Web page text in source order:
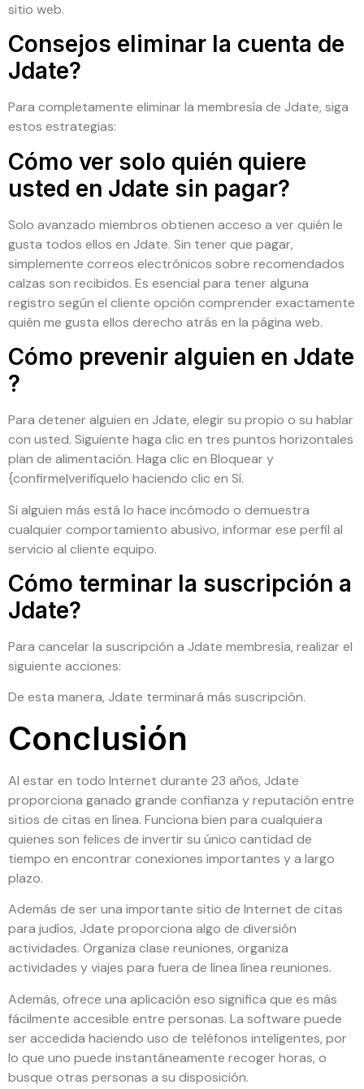
sitio web.
Consejos eliminar la cuenta de
Jdate?
Para completamente eliminar la membresía de Jdate, siga
estos estrategias:
Cómo ver solo quién quiere
usted en Jdate sin pagar?
Solo avanzado miembros obtienen acceso a ver quién le
gusta todos ellos en Jdate. Sin tener que pagar,
simplemente correos electrónicos sobre recomendados
calzas son recibidos. Es esencial para tener alguna
registro según el cliente opción comprender exactamente
quién me gusta ellos derecho atrás en la página web.
Cómo prevenir alguien en Jdate
?
Para detener alguien en Jdate, elegir su propio o su hablar
con usted. Siguiente haga clic en tres puntos horizontales
plan de alimentación. Haga clic en Bloquear y
{confirme|verifíquelo haciendo clic en Sí.
Si alguien más está lo hace incómodo o demuestra
cualquier comportamiento abusivo, informar ese perfil al
servicio al cliente equipo.
Cómo terminar la suscripción a
Jdate?
Para cancelar la suscripción a Jdate membresía, realizar el
siguiente acciones:
De esta manera, Jdate terminará más suscripción.
Conclusión
Al estar en todo Internet durante 23 años, Jdate
proporciona ganado grande confianza y reputación entre
sitios de citas en línea. Funciona bien para cualquiera
quienes son felices de invertir su único cantidad de
tiempo en encontrar conexiones importantes y a largo
plazo.
Además de ser una importante ​​sitio de Internet de citas
para judíos, Jdate proporciona algo de diversión
actividades. Organiza clase reuniones, organiza
actividades y viajes para fuera de línea línea reuniones.
Además, ofrece una aplicación eso significa que es más
fácilmente accesible entre personas. La software puede
ser accedida haciendo uso de teléfonos inteligentes, por
lo que uno puede instantáneamente recoger horas, o
busque otras personas a su disposición.